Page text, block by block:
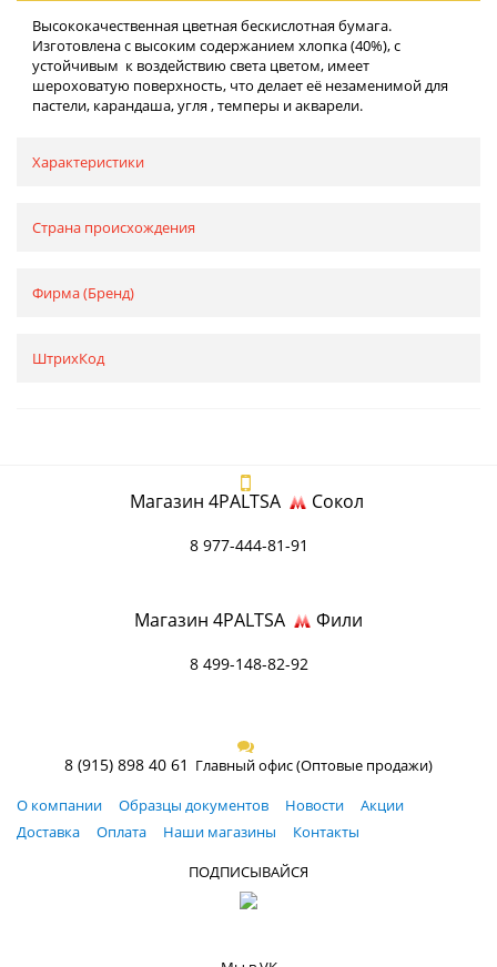
Высококачественная цветная бескислотная бумага.
Изготовлена с высоким содержанием хлопка (40%), с
устойчивым к воздействию света цветом, имеет
шероховатую поверхность, что делает её незаменимой для
пастели, карандаша, угля , темперы и акварели.
Характеристики
Страна происхождения
Фирма (Бренд)
ШтрихКод
Магазин 4PALTSA Сокол
8 977-444-81-91
Магазин 4PALTSA Фили
8 499-148-82-92
8 (915) 898 40 61 Главный офис (Оптовые продажи)
О компании
Образцы документов Новости
Акции
Доставка
Оплата Наши магазины
Контакты
ПОДПИСЫВАЙСЯ